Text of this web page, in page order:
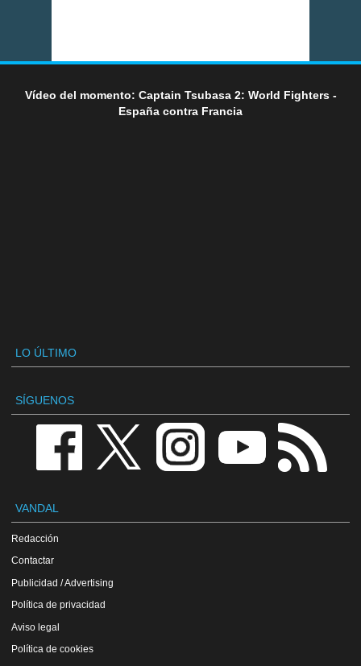
Vídeo del momento: Captain Tsubasa 2: World Fighters -
España contra Francia
LO ÚLTIMO
SÍGUENOS
VANDAL
Redacción
Contactar
Publicidad / Advertising
Política de privacidad
Aviso legal
Política de cookies